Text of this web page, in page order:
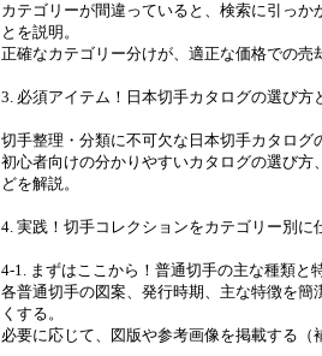
カテゴリーが間違っていると、検索に引っ
とを説明。
正確なカテゴリー分けが、適正な価格での売
3. 必須アイテム！日本切手カタログの選び方
切手整理・分類に不可欠な日本切手カタログ
初心者向けの分かりやすいカタログの選び
どを解説。
4. 実践！切手コレクションをカテゴリー別に
4-1. まずはここから！普通切手の主な種類と
各普通切手の図案、発行時期、主な特徴を
くする。
必要に応じて、図版や参考画像を掲載する（